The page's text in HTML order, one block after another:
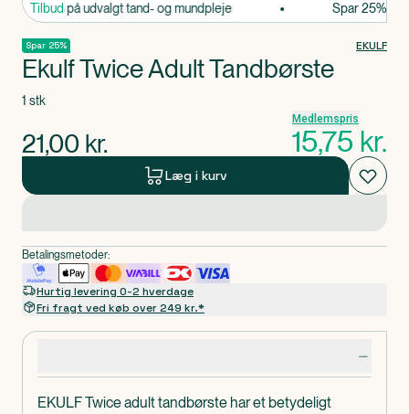
Tilbud
Spar 25% på udvalgt tand- og mundpleje Spar 25% på
EKULF Twice adult tandbørste har et betydeligt
Spar 25% EKULF
Ekulf Twice Adult Tandbørste
1 stk
21,00 kr.
Medlemspris
15,75 kr.
Læg i kurv
Betalingsmetoder:
Hurtig levering 0-2 hverdage
Fri fragt ved køb over 249 kr.*